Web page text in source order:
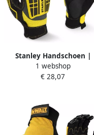
Stanley Handschoen |
Extreem Gebruik | SY820L
EU
1 webshop
€ 28,07